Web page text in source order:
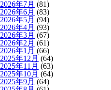
2026年7月 (81)
2026年6月 (83)
2026年5月 (94)
2026年4月 (93)
2026年3月 (67)
2026年2月 (61)
2026年1月 (66)
2025年12月 (64)
2025年11月 (63)
2025年10月 (64)
2025年9月 (64)